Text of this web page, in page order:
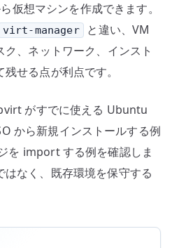
仮想マシンを作成できます。
virt-manager
と違い、VM
、ネットワーク、インスト
せる点が利点です。
がすでに使える Ubuntu
から新規インストールする例
を import する例を確認しま
なく、既存環境を保守する